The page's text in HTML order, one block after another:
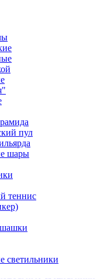
пул
шары
теннис
светильники